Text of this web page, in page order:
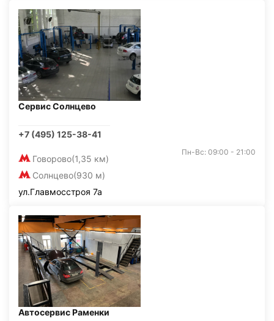
Сервис Солнцево
+7 (495) 125-38-41
Говорово(1,35 км)
Солнцево(930 м)
Пн-Вс: 09:00 - 21:00
ул.Главмосстроя 7а
Автосервис Раменки